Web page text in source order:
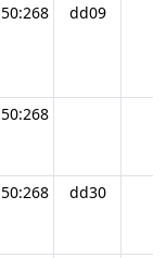
50:268 dd09
50:268
50:268 dd30